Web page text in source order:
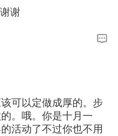
谢
可以定做成厚的。步
。哦。你是十月一
活动了不过你也不用